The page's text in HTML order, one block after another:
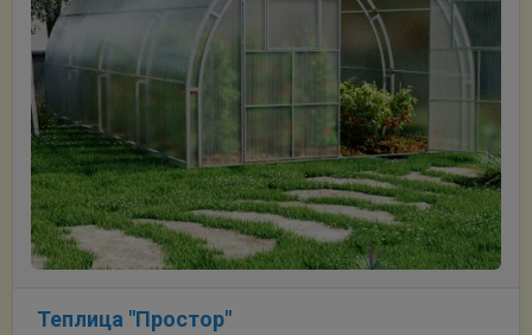
Теплица "Простор"